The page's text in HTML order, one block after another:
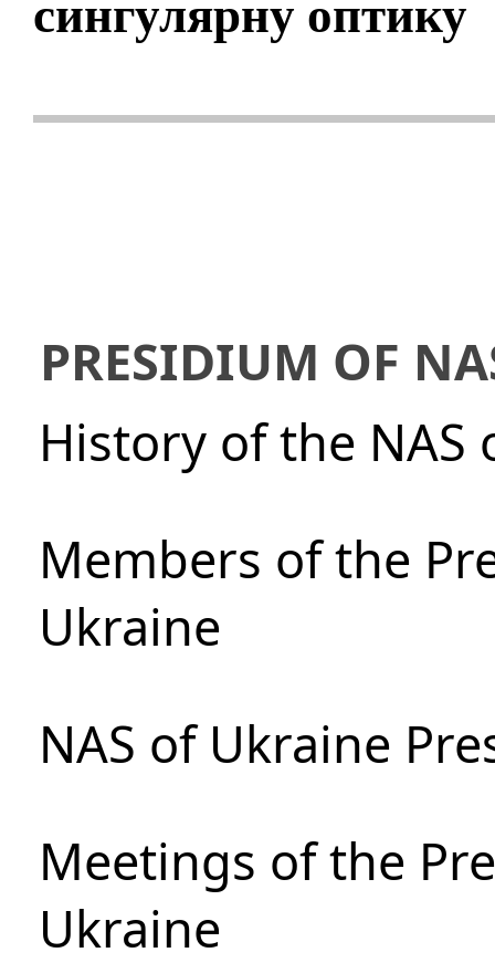
PRESIDIUM OF
History of the NAS
Members of the
Ukraine
NAS of Ukraine
Meetings of the
Ukraine